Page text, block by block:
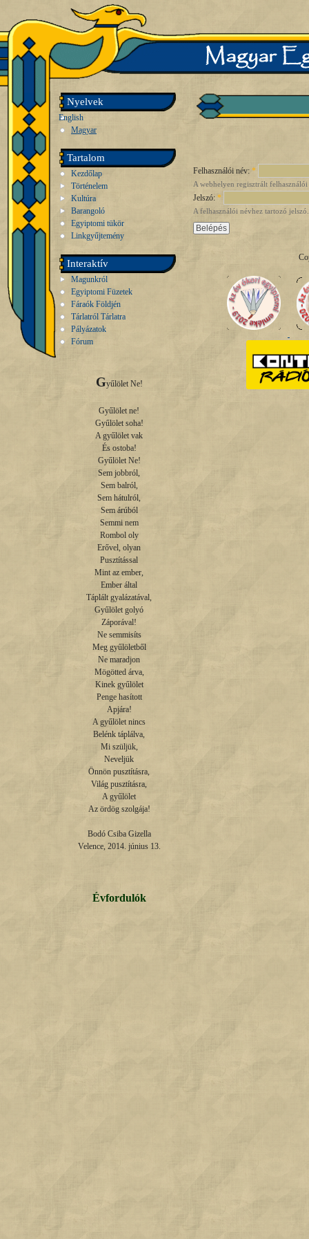
Nyelvek
English
Magyar
Tartalom
Kezdőlap
Történelem
Kultúra
Barangoló
Egyiptomi tükör
Linkgyűjtemény
Interaktív
Magunkról
Egyiptomi Füzetek
Fáraók Földjén
Tárlatról Tárlatra
Pályázatok
Fórum
Gyűlölet Ne!
Gyűlölet ne!
Gyűlölet soha!
A gyűlölet vak
És ostoba!
Gyűlölet Ne!
Sem jobbról,
Sem balról,
Sem hátulról,
Sem árúból
Semmi nem
Rombol oly
Erővel, olyan
Pusztítással
Mint az ember,
Ember által
Táplált gyalázatával,
Gyűlölet golyó
Záporával!
Ne semmisíts
Meg gyűlöletből
Ne maradjon
Mögötted árva,
Kinek gyűlölet
Penge hasított
Apjára!
A gyűlölet nincs
Belénk táplálva,
Mi szüljük,
Neveljük
Önnön pusztításra,
Világ pusztításra,
A gyűlölet
Az ördög szolgája!
Bodó Csiba Gizella
Velence, 2014. június 13.
Évfordulók
Felhasználói név: *
A webhelyen regisztrált felhasználói
Jelszó: *
A felhasználói névhez tartozó jelszó.